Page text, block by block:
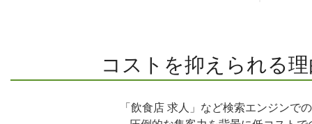
コストを抑えられる
「飲食店 求人」など検索エンジンで